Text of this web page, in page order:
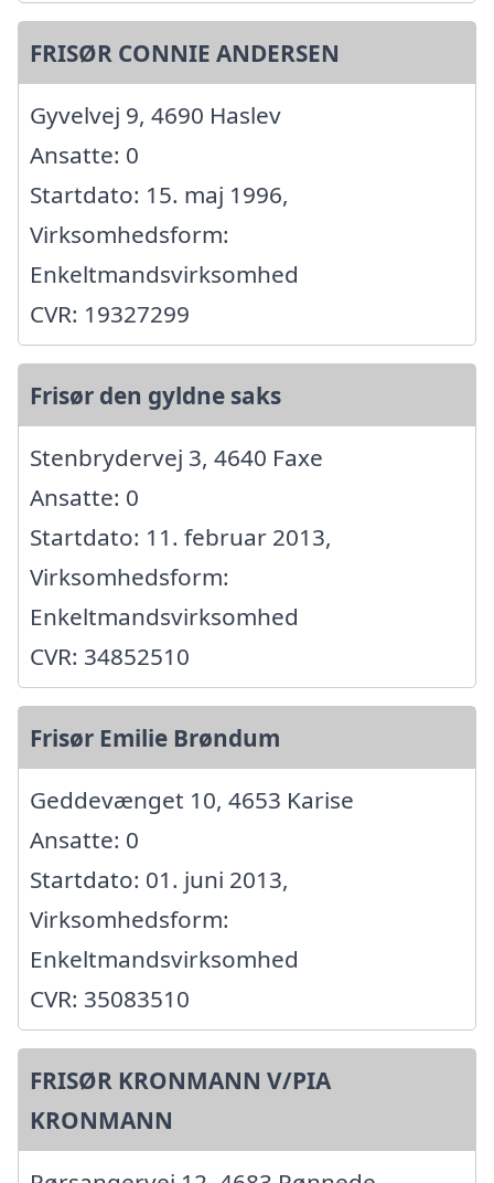
FRISØR CONNIE ANDERSEN
Gyvelvej 9, 4690 Haslev
Ansatte: 0
Startdato: 15. maj 1996,
Virksomhedsform:
Enkeltmandsvirksomhed
CVR: 19327299
Frisør den gyldne saks
Stenbrydervej 3, 4640 Faxe
Ansatte: 0
Startdato: 11. februar 2013,
Virksomhedsform:
Enkeltmandsvirksomhed
CVR: 34852510
Frisør Emilie Brøndum
Geddevænget 10, 4653 Karise
Ansatte: 0
Startdato: 01. juni 2013,
Virksomhedsform:
Enkeltmandsvirksomhed
CVR: 35083510
FRISØR KRONMANN V/PIA
KRONMANN